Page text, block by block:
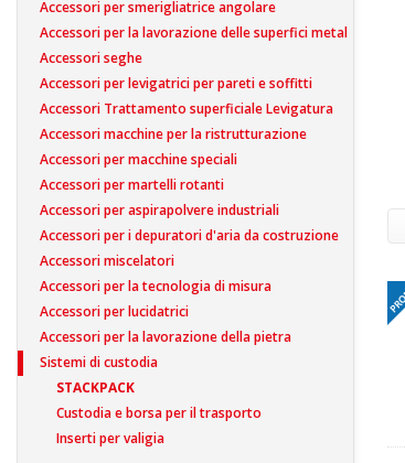
Accessori per smerigliatrice angolare
Accessori per la lavorazione delle superfici metal
Accessori seghe
Accessori per levigatrici per pareti e soffitti
Accessori Trattamento superficiale Levigatura
Accessori macchine per la ristrutturazione
Accessori per macchine speciali
Accessori per martelli rotanti
Accessori per aspirapolvere industriali
Accessori per i depuratori d'aria da costruzione
Accessori miscelatori
Accessori per la tecnologia di misura
Accessori per lucidatrici
Accessori per la lavorazione della pietra
Sistemi di custodia
STACKPACK
Custodia e borsa per il trasporto
Inserti per valigia